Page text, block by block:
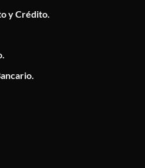
y Crédito.